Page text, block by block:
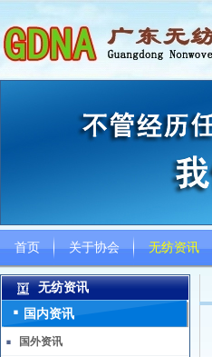
首页 关于协会 无纺资讯
无纺资讯
国内资讯
国外资讯